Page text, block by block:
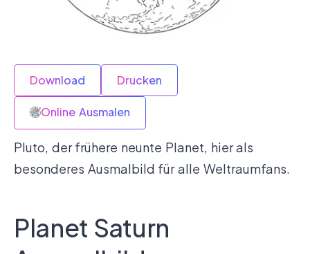
Download Drucken
Online Ausmalen
Pluto, der frühere neunte Planet, hier als
besonderes Ausmalbild für alle Weltraumfans.
Planet Saturn